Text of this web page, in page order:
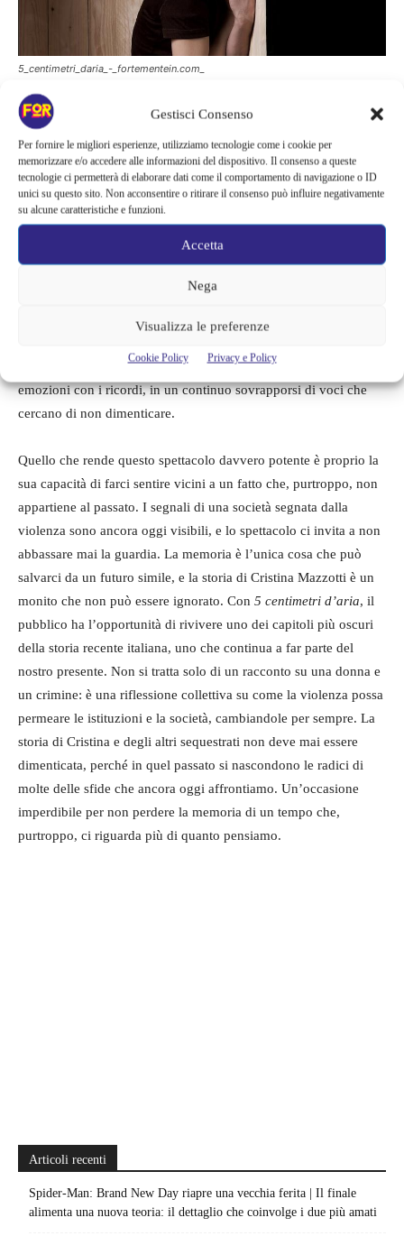
Gestisci Consenso
Per fornire le migliori esperienze, utilizziamo tecnologie come i cookie per
memorizzare e/o accedere alle informazioni del dispositivo. Il consenso a queste
tecnologie ci permetterà di elaborare dati come il comportamento di navigazione o ID
unici su questo sito. Non acconsentire o ritirare il consenso può influire negativamente
su alcune caratteristiche e funzioni.
Accetta
Nega
Visualizza le preferenze
Cookie Policy Privacy e Policy
5_centimetri_daria_-_fortementein.com_
La voce di una vittima che non può
essere dimenticata
Interpretato da Lucia Marinsalta,5 centimetri d’ariaè un
monologo che non si limita a raccontare un fatto di cronaca, ma
vissuto sulla propria pelle il dramma della violenza. La voce di
Cristina diventa simbolo di tutte le vittime, dei carnefici e di una
un flusso di coscienza che mescola il presente con il passato, le
emozioni con i ricordi, in un continuo sovrapporsi di voci che
cercano di non dimenticare.
Quello che rende questo spettacolo davvero potente è proprio la
sua capacità di farci sentire vicini a un fatto che, purtroppo, non
appartiene al passato. I segnali di una società segnata dalla
violenza sono ancora oggi visibili, e lo spettacolo ci invita a non
abbassare mai la guardia. La memoria è l’unica cosa che può
salvarci da un futuro simile, e la storia di Cristina Mazzotti è un
monito che non può essere ignorato. Con 5 centimetri d’aria, il
pubblico ha l’opportunità di rivivere uno dei capitoli più oscuri
della storia recente italiana, uno che continua a far parte del
nostro presente. Non si tratta solo di un racconto su una donna e
un crimine: è una riflessione collettiva su come la violenza possa
permeare le istituzioni e la società, cambiandole per sempre. La
storia di Cristina e degli altri sequestrati non deve mai essere
dimenticata, perché in quel passato si nascondono le radici di
molte delle sfide che ancora oggi affrontiamo. Un’occasione
imperdibile per non perdere la memoria di un tempo che,
purtroppo, ci riguarda più di quanto pensiamo.
Articoli recenti
Spider-Man: Brand New Day riapre una vecchia ferita | Il finale
alimenta una nuova teoria: il dettaglio che coinvolge i due più amati